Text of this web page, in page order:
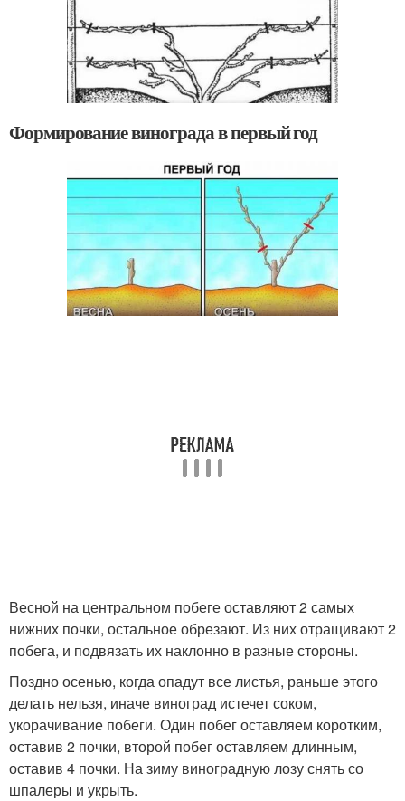
Формирование винограда в первый год
Весной на центральном побеге оставляют 2 самых
нижних почки, остальное обрезают. Из них отращивают 2
побега, и подвязать их наклонно в разные стороны.
Поздно осенью, когда опадут все листья, раньше этого
делать нельзя, иначе виноград истечет соком,
укорачивание побеги. Один побег оставляем коротким,
оставив 2 почки, второй побег оставляем длинным,
оставив 4 почки. На зиму виноградную лозу снять со
шпалеры и укрыть.